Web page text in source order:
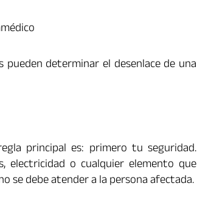
determinar el desenlace de una
principal es: primero tu seguridad.
electricidad o cualquier elemento que
se debe atender a la persona afectada.